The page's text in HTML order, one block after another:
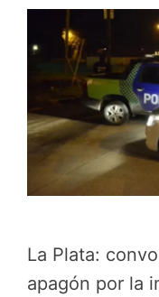
La Plata:
apagón por la